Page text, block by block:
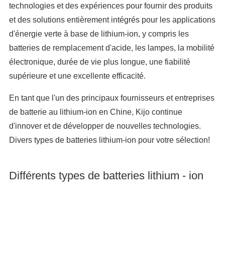
technologies et des expériences pour fournir des produits
et des solutions entièrement intégrés pour les applications
d'énergie verte à base de lithium-ion, y compris les
batteries de remplacement d'acide, les lampes, la mobilité
électronique, durée de vie plus longue, une fiabilité
supérieure et une excellente efficacité.
En tant que l'un des principaux fournisseurs et entreprises
de batterie au lithium-ion en Chine, Kijo continue
d'innover et de développer de nouvelles technologies.
Divers types de batteries lithium-ion pour votre sélection!
Différents types de batteries lithium - ion